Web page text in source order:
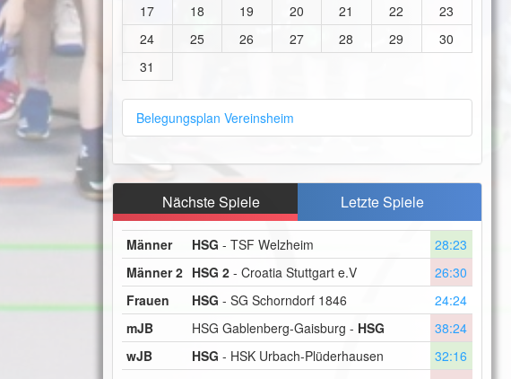
17
18 19 20 21 22
23
24
25 26 27 28 29
30
31
Belegungsplan Vereinsheim
Nächste Spiele Letzte Spiele
Männer HSG - TSF Welzheim
28:23
Männer 2 HSG 2- Croatia Stuttgart e.V
26:30
Frauen
HSG - SG Schorndorf 1846
24:24
mJB
HSG Gablenberg-Gaisburg - HSG
38:24
wJB
HSG - HSK Urbach-Plüderhausen
32:16